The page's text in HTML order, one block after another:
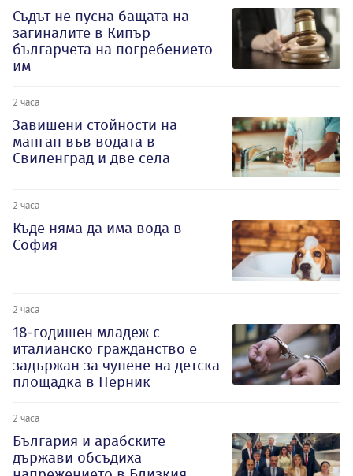
Съдът не пусна бащата на
загиналите в Кипър
българчета на погребението
им
2 часа
Завишени стойности на
манган във водата в
Свиленград и две села
2 часа
Къде няма да има вода в
София
2 часа
18-годишен младеж с
италианско гражданство е
задържан за чупене на детска
площадка в Перник
2 часа
България и арабските
държави обсъдиха